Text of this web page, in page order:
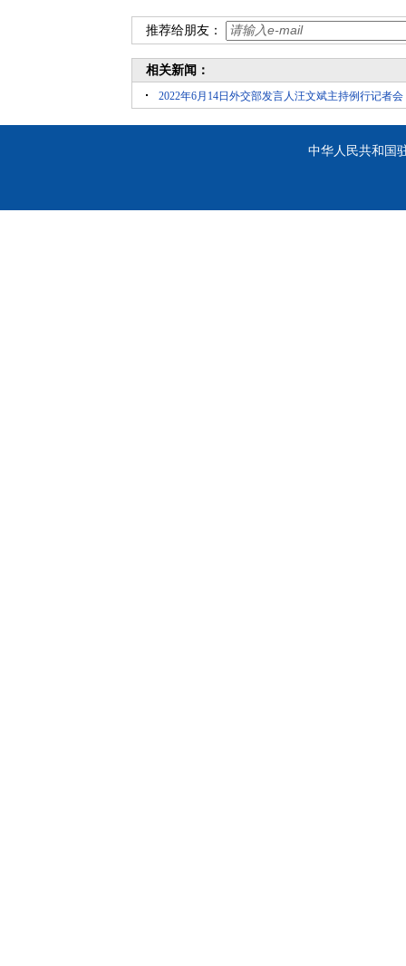
推荐给朋友：
相关新闻：
2022年6月14日外交部发言人汪文斌主持例行记者会
中华人民共和国